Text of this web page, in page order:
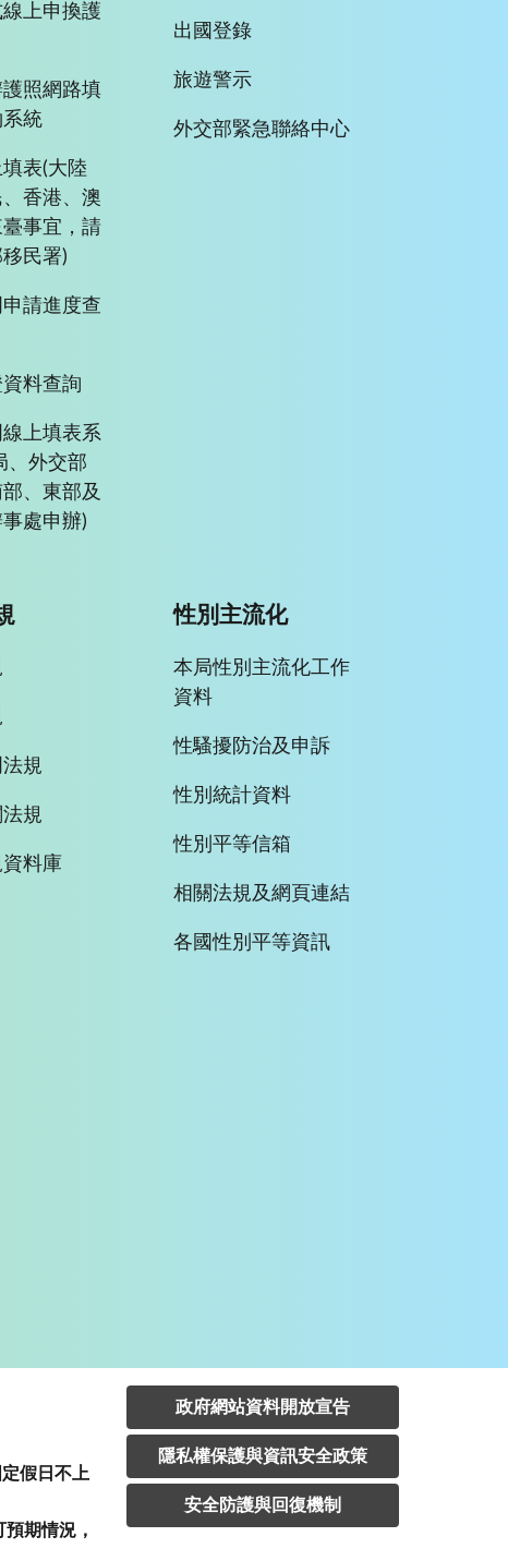
上申換護
照網路填
統
表(大陸
香港、澳
事宜，請
民署)
請進度查
料查詢
上填表系
、外交部
、東部及
處申辦)
出國登錄
旅遊警示
外交部緊急聯絡中心
規
規
料庫
性別主流化
本局性別主流化工作
資料
性騷擾防治及申訴
性別統計資料
性別平等信箱
相關法規及網頁連結
各國性別平等資訊
假日不上
期情況，
政府網站資料開放宣告
隱私權保護與資訊安全政策
安全防護與回復機制